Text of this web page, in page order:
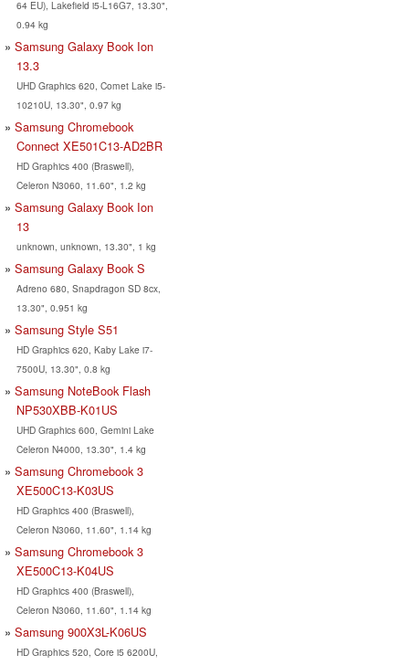
64 EU), Lakefield i5-L16G7, 13.30",
0.94 kg
Samsung Galaxy Book Ion
13.3
UHD Graphics 620, Comet Lake i5-
10210U, 13.30", 0.97 kg
Samsung Chromebook
Connect XE501C13-AD2BR
HD Graphics 400 (Braswell),
Celeron N3060, 11.60", 1.2 kg
Samsung Galaxy Book Ion
13
unknown, unknown, 13.30", 1 kg
Samsung Galaxy Book S
Adreno 680, Snapdragon SD 8cx,
13.30", 0.951 kg
Samsung Style S51
HD Graphics 620, Kaby Lake i7-
7500U, 13.30", 0.8 kg
Samsung NoteBook Flash
NP530XBB-K01US
UHD Graphics 600, Gemini Lake
Celeron N4000, 13.30", 1.4 kg
Samsung Chromebook 3
XE500C13-K03US
HD Graphics 400 (Braswell),
Celeron N3060, 11.60", 1.14 kg
Samsung Chromebook 3
XE500C13-K04US
HD Graphics 400 (Braswell),
Celeron N3060, 11.60", 1.14 kg
Samsung 900X3L-K06US
HD Graphics 520, Core i5 6200U,